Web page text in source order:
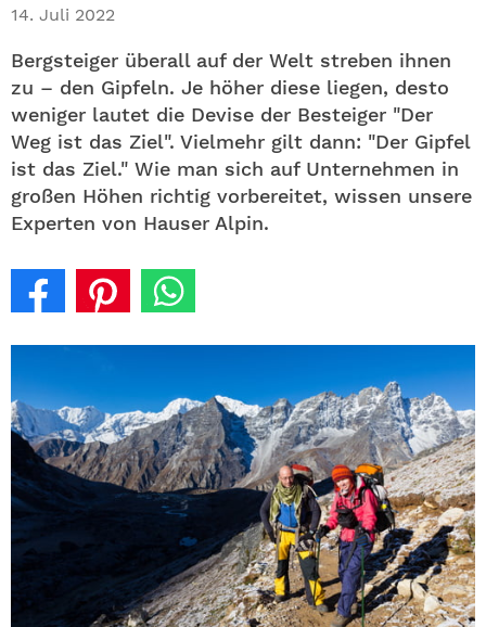
14. Juli 2022
Bergsteiger überall auf der Welt streben ihnen
zu – den Gipfeln. Je höher diese liegen, desto
weniger lautet die Devise der Besteiger "Der
Weg ist das Ziel". Vielmehr gilt dann: "Der Gipfel
ist das Ziel." Wie man sich auf Unternehmen in
großen Höhen richtig vorbereitet, wissen unsere
Experten von Hauser Alpin.